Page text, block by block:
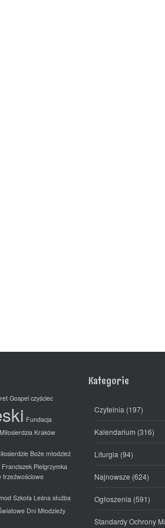
Gospel czyściec
Fundacja
Kraków
Boże młodzież
Franciszek Pielgrzymka
trzeźwościowe
Szkoła Leśna służba
Dni Młodzieży
Kategorie
Czytelnia (197)
Kalendarium (316)
Liturgia (94)
Najnowsze (624)
Ogłoszenia (591)
Standardy Ochrony